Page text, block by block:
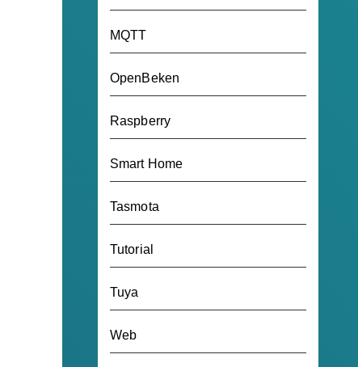
MQTT
OpenBeken
Raspberry
Smart Home
Tasmota
Tutorial
Tuya
Web